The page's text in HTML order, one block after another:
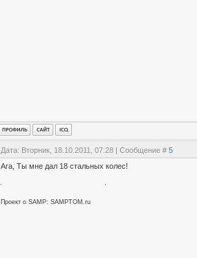
Дата: Вторник, 18.10.2011, 07:28 | Сообщение # 5
Ага, Ты мне дал 18 стальных колес!
Проект о SAMP: SAMPTOM.ru